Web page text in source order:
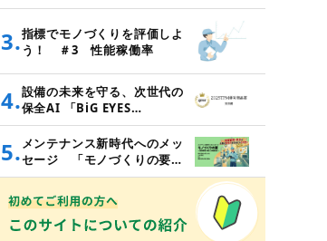
3.指標でモノづくりを評価しよ
う！ ＃3 性能稼働率
4.設備の未来を守る、次世代の
保全AI 「BiG EYES
MM」 （2025年度TPM
優秀商品賞 実効賞受賞）
5.メンテナンス新時代へのメッ
セージ 「モノづくりの要
～設備管理・保全と価値創造
～」